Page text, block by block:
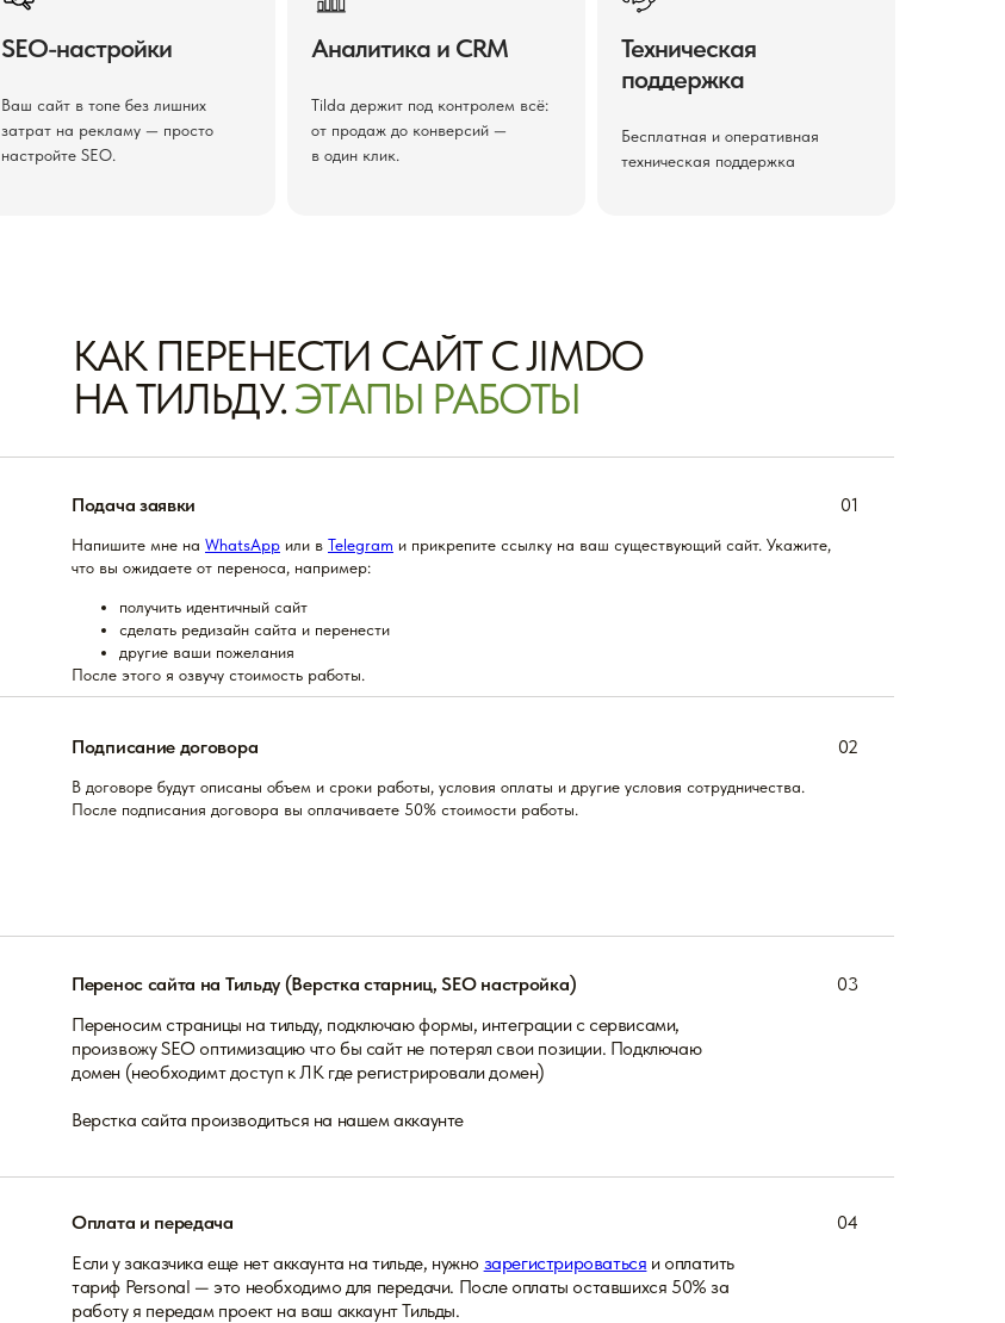
Аналитика и CRM
Tilda держит под контролем всё:
от продаж до конверсий —
в один клик.
SEO-настройки
Ваш сайт в топе без лишних
затрат на рекламу — просто
настройте SEO.
Техническая
поддержка
Бесплатная и оперативная
техническая поддержка
КАК ПЕРЕНЕСТИ САЙТ C JIMDO
НА ТИЛЬДУ.ЭТАПЫ РАБОТЫ
01
02
03
04
Напишите мне на WhatsApp или в Telegram и прикрепите ссылку на ваш существующий сайт. Укажите,
что вы ожидаете от переноса, например:
получить идентичный сайт
сделать редизайн сайта и перенести
другие ваши пожелания
После этого я озвучу стоимость работы.
Подача заявки
Подписание договора
В договоре будут описаны объем и сроки работы, условия оплаты и другие условия сотрудничества.
После подписания договора вы оплачиваете 50% стоимости работы.
Перенос сайта на Тильду (Верстка старниц, SEO настройка)
Переносим страницы на тильду, подключаю формы, интеграции с сервисами,
произвожу SEO оптимизацию что бы сайт не потерял свои позиции. Подключаю
домен (необходимт доступ к ЛК где регистрировали домен)
Верстка сайта производиться на нашем аккаунте
Оплата и передача
Если у заказчика еще нет аккаунта на тильде, нужно зарегистрироваться и оплатить
тариф Personal — это необходимо для передачи. После оплаты оставшихся 50% за
работу я передам проект на ваш аккаунт Тильды.